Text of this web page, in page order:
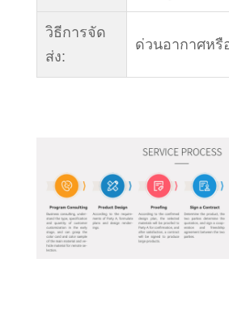
วิธีการจัด
ส่ง:
ด่วนอากาศหรื